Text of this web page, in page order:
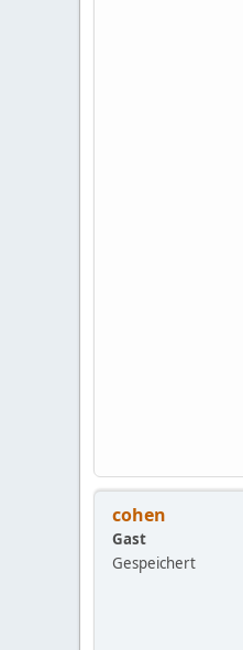
cohen
Gast
Gespeichert